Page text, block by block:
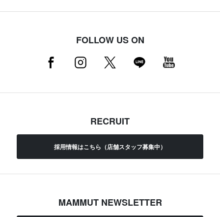
FOLLOW US ON
RECRUIT
採用情報はこちら（店舗スタッフ募集中）
MAMMUT NEWSLETTER